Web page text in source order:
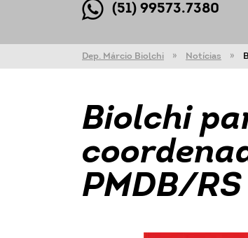
(51) 99573.7380
Dep. Márcio Biolchi Notícias
Biolchi
PMDB/RS